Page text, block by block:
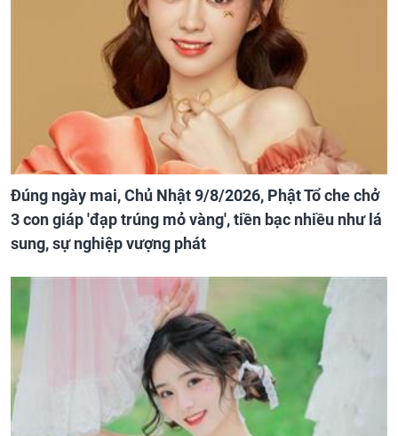
Đúng ngày mai, Chủ Nhật 9/8/2026, Phật Tổ che chở
3 con giáp 'đạp trúng mỏ vàng', tiền bạc nhiều như lá
sung, sự nghiệp vượng phát